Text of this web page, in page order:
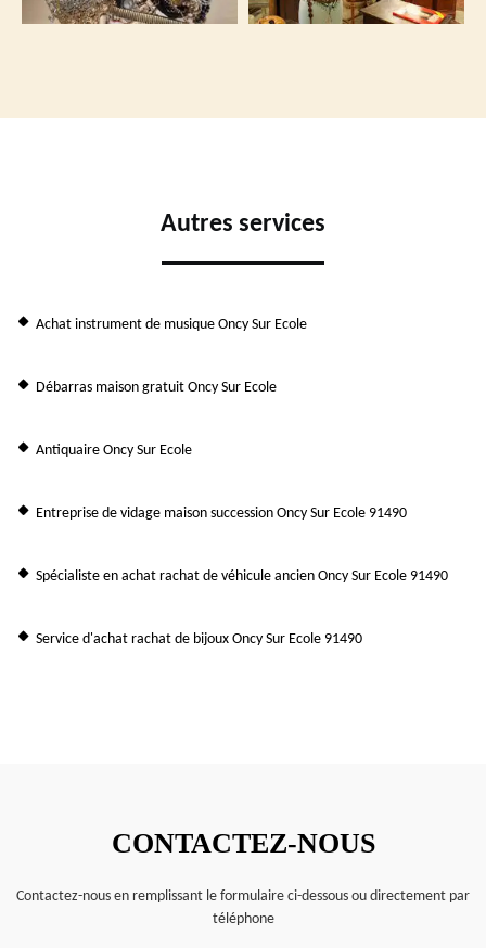
Autres services
Achat instrument de musique Oncy Sur Ecole
Débarras maison gratuit Oncy Sur Ecole
Antiquaire Oncy Sur Ecole
Entreprise de vidage maison succession Oncy Sur Ecole 91490
Spécialiste en achat rachat de véhicule ancien Oncy Sur Ecole 91490
Service d'achat rachat de bijoux Oncy Sur Ecole 91490
CONTACTEZ-NOUS
Contactez-nous en remplissant le formulaire ci-dessous ou directement par
téléphone